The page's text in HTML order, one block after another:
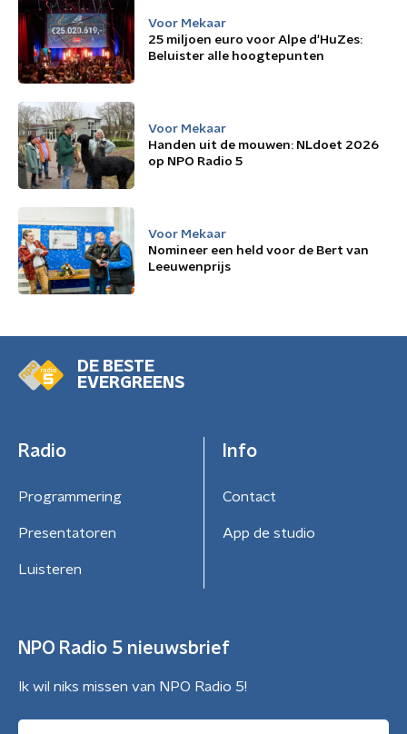
Voor Mekaar
25 miljoen euro voor Alpe d'HuZes:
Beluister alle hoogtepunten
Voor Mekaar
Handen uit de mouwen: NLdoet 2026
op NPO Radio 5
Voor Mekaar
Nomineer een held voor de Bert van
Leeuwenprijs
DE BESTE
EVERGREENS
Radio
Programmering
Presentatoren
Luisteren
Info
Contact
App de studio
NPO Radio 5 nieuwsbrief
Ik wil niks missen van NPO Radio 5!